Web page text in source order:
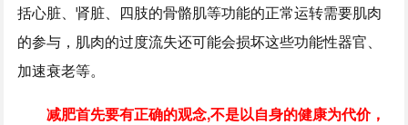
括心脏、肾脏、四肢的骨骼肌等功能的正常运转需要肌肉
的参与，肌肉的过度流失还可能会损坏这些功能性器官、
加速衰老等。
减肥首先要有正确的观念,不是以自身的健康为代价，